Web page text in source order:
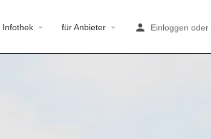
Infothek für Anbieter Einloggen oder